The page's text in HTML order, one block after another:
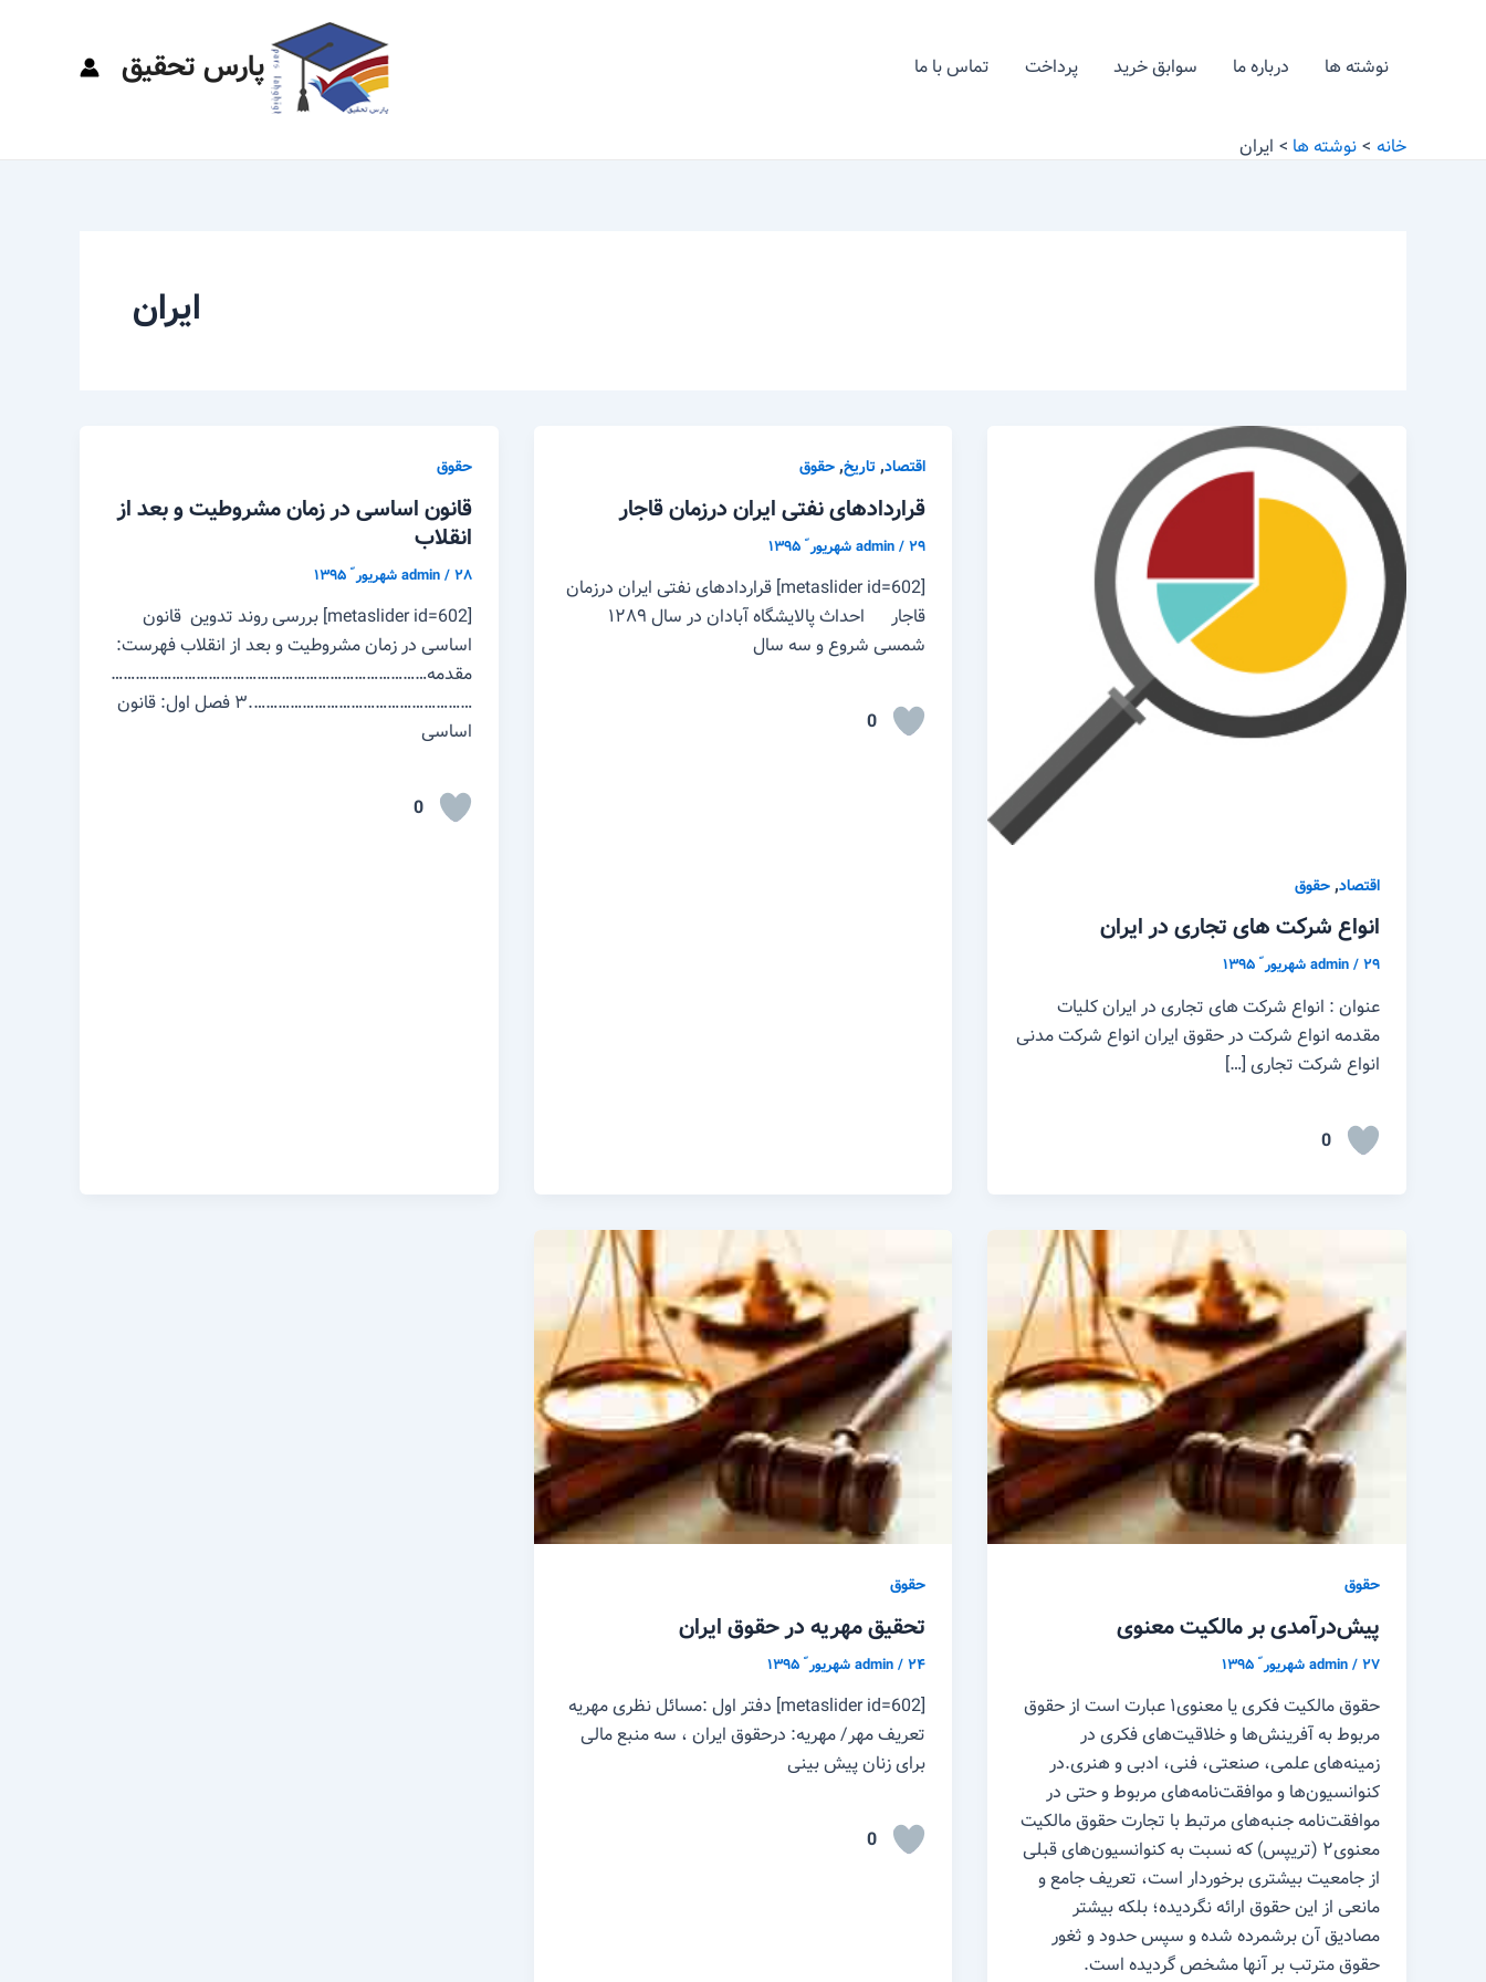
نوشته ها درباره ما سوابق خرید پرداخت تماس با ما پارس تحقیق
خانه نوشته ها ایران
ایران
اقتصاد,حقوق
انواع شرکت های تجاری در ایران
admin/۲۹ شهریور ّ ۱۳۹۵
عنوان : انواع شرکت های تجاری در ایران کلیات
مقدمه انواع شرکت در حقوق ایران انواع شرکت مدنی
انواع شرکت تجاری […]
0
اقتصاد,تاریخ,حقوق
قراردادهای نفتی ایران درزمان قاجار
admin/۲۹ شهریور ّ ۱۳۹۵
[metaslider id=602] قراردادهای نفتی ایران درزمان
قاجار احداث پالایشگاه آبادان در سال ۱۲۸۹
شمسی شروع و سه سال
0
حقوق
قانون اساسی در زمان مشروطیت و بعد از
انقلاب
admin/۲۸ شهریور ّ ۱۳۹۵
[metaslider id=602] بررسی روند تدوین قانون
اساسی در زمان مشروطیت و بعد از انقلاب فهرست:
مقدمه……………………………………………………………………
……………………………………………….۳ فصل اول: قانون
اساسی
0
حقوق
پیش‌درآمدی بر مالکیت معنوی
admin/۲۷ شهریور ّ ۱۳۹۵
حقوق مالکیت فکری یا معنوی۱ عبارت است از حقوق
مربوط به آفرینش‌ها و خلاقیت‌های فکری در
زمینه‌های علمی، صنعتی، فنی، ادبی و هنری.در
کنوانسیون‌ها و موافقت‌نامه‌های مربوط و حتی در
موافقت‌نامه جنبه‌های مرتبط با تجارت حقوق مالکیت
معنوی۲ (تریپس) که نسبت به کنوانسیون‌های قبلی
از جامعیت بیشتری برخوردار است، تعریف جامع و
مانعی از این حقوق ارائه نگردیده؛ بلکه بیشتر
مصادیق آن برشمرده شده و سپس حدود و ثغور
حقوق مترتب بر آنها مشخص گردیده است.
حقوق
تحقیق مهریه در حقوق ایران
admin/۲۴ شهریور ّ ۱۳۹۵
[metaslider id=602] دفتر اول :مسائل نظری مهریه
تعریف مهر/ مهریه: درحقوق ایران ، سه منبع مالی
برای زنان پیش بینی
0